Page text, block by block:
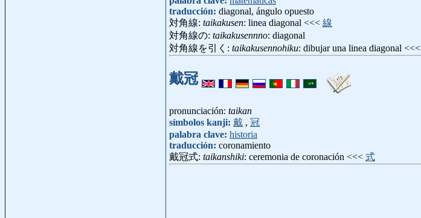
traducción: diagonal, ángulo opuesto
対角線: taikakusen: linea diagonal <<< 線
対角線の: taikakusennno: diagonal
対角線を引く: taikakusennohiku: dibujar una linea diagonal <<<
戴冠
pronunciación: taikan
símbolos kanji: 戴 , 冠
palabra clave: historia
traducción: coronamiento
戴冠式: taikanshiki: ceremonia de coronación <<< 式